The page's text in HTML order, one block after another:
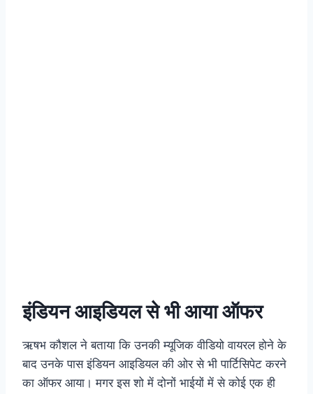
इंडियन आइडियल से भी आया ऑफर
ऋषभ कौशल ने बताया कि उनकी म्यूजिक वीडियो वायरल होने के
बाद उनके पास इंडियन आइडियल की ओर से भी पार्टिसिपेट करने
का ऑफर आया। मगर इस शो में दोनों भाईयों में से कोई एक ही